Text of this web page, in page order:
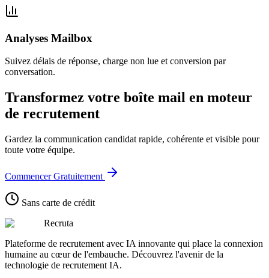
Analyses Mailbox
Suivez délais de réponse, charge non lue et conversion par
conversation.
Transformez votre boîte mail en moteur
de recrutement
Gardez la communication candidat rapide, cohérente et visible pour
toute votre équipe.
Commencer Gratuitement
Sans carte de crédit
Recruta
Plateforme de recrutement avec IA innovante qui place la connexion
humaine au cœur de l'embauche. Découvrez l'avenir de la
technologie de recrutement IA.